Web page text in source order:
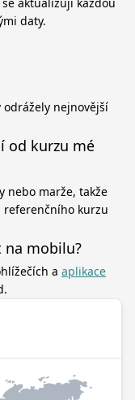
daty.
nejnovější
od kurzu mé
nebo marže, takže
referenčního kurzu
mobilu?
a aplikace